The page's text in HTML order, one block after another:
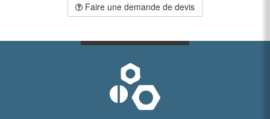
Faire une demande de devis